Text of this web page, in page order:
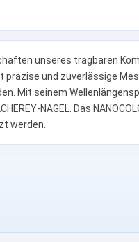
unseres tragbaren
präzise und zuverlässige
Mit seinem
NAGEL. Das
werden.